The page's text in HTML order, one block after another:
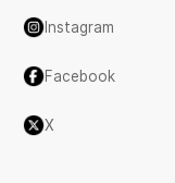
Instagram
Facebook
X